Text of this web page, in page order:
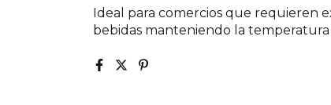
Ideal para comercios que requieren
bebidas manteniendo la temperatura